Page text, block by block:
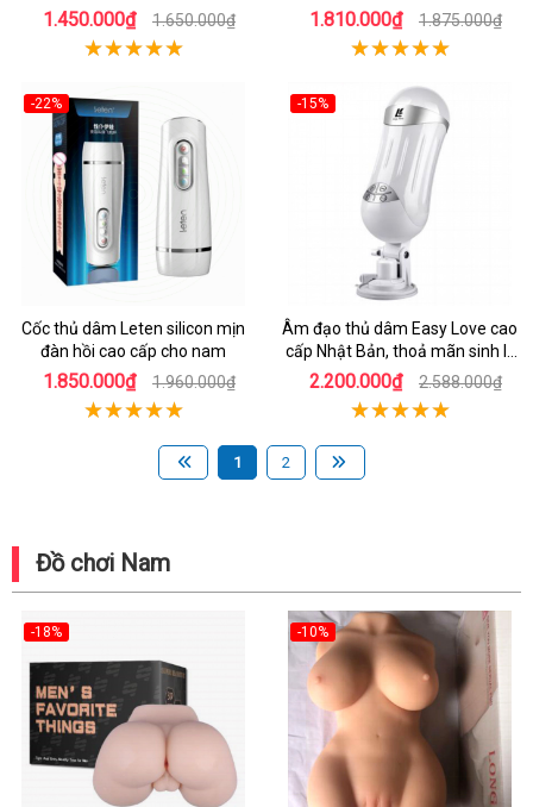
1.450.000₫ 1.650.000₫ 1.810.000₫ 1.875.000₫
-22%
Cốc thủ dâm Leten silicon mịn
đàn hồi cao cấp cho nam
1.850.000₫ 1.960.000₫
-15%
Âm đạo thủ dâm Easy Love cao
cấp Nhật Bản, thoả mãn sinh lý
nhanh
2.200.000₫ 2.588.000₫
1 2
Đồ chơi Nam
-18% -10%